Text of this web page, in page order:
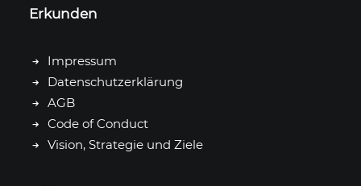
Erkunden
Impressum
Datenschutzerklärung
AGB
Code of Conduct
Vision, Strategie und Ziele